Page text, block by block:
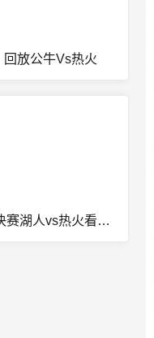
回放公牛Vs热火
总决赛湖人vs热火看球吧